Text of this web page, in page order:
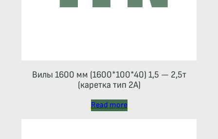
Вилы 1600 мм (1600*100*40) 1,5 — 2,5т
(каретка тип 2A)
Read more